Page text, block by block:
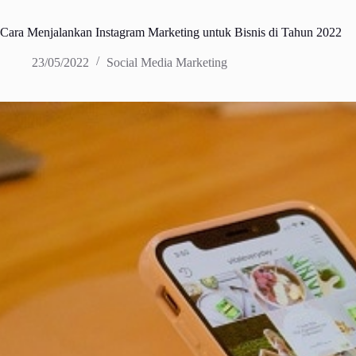
Cara Menjalankan Instagram Marketing untuk Bisnis di Tahun 2022
23/05/2022 Social Media Marketing